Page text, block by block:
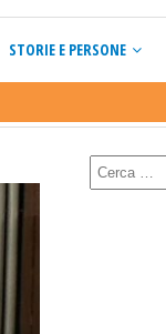
STORIE E PERSONE